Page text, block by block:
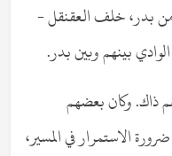
من بدر، خلف العقنقل -
بينهم وبين بدر.
ذاك. وكان بعضهم
الاستمرار في المسير،